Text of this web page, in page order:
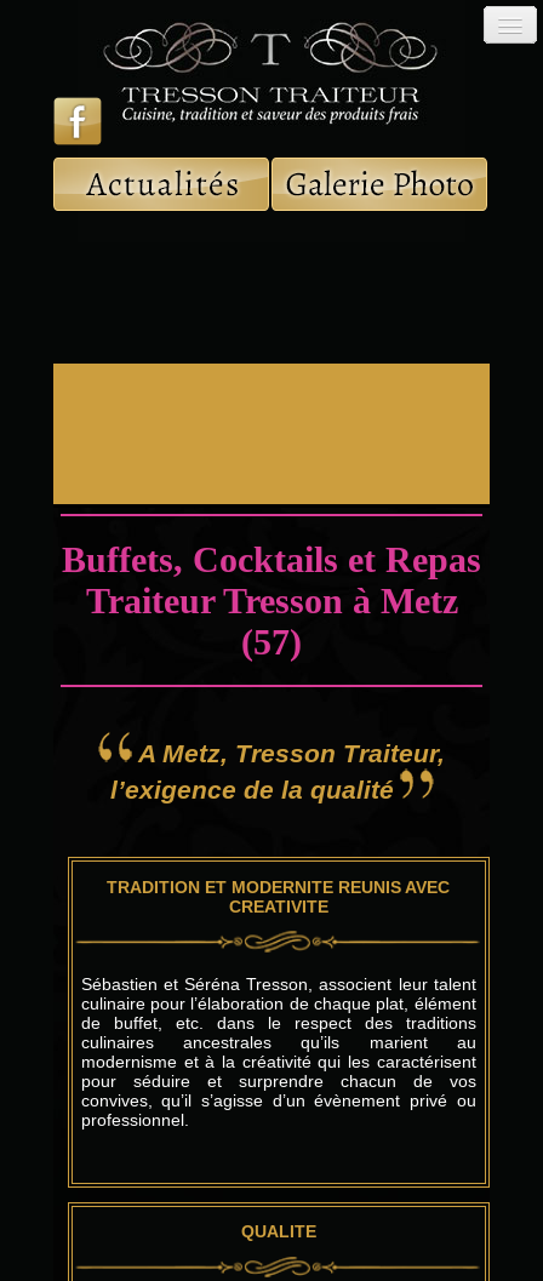
Buffets, Cocktails et Repas
Traiteur Tresson à Metz
(57)
A Metz, Tresson Traiteur,
l’exigence de la qualité
TRADITION ET MODERNITE REUNIS AVEC
CREATIVITE
Sébastien et Séréna Tresson, associent leur talent
culinaire pour l’élaboration de chaque plat, élément
de buffet, etc. dans le respect des traditions
culinaires ancestrales qu’ils marient au
modernisme et à la créativité qui les caractérisent
pour séduire et surprendre chacun de vos
convives, qu’il s’agisse d’un évènement privé ou
professionnel.
QUALITE